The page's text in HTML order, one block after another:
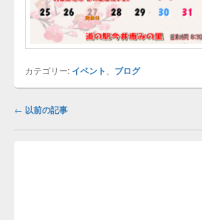
カテゴリー: イベント ブログ
投
← 以前の記事